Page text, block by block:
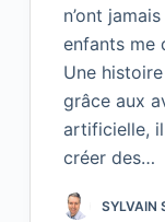
n’ont
enfants me
Une
grâce aux
artificielle,
créer des…
SYLVAIN